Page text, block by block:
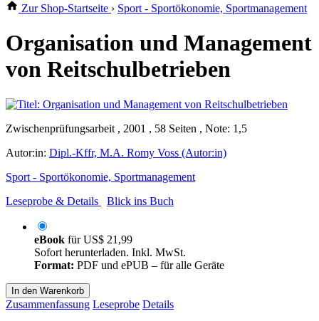
Zur Shop-Startseite › Sport - Sportökonomie, Sportmanagement
Organisation und Management
von Reitschulbetrieben
Zwischenprüfungsarbeit , 2001 , 58 Seiten , Note: 1,5
Autor:in: Dipl.-Kffr, M.A. Romy Voss (Autor:in)
Sport - Sportökonomie, Sportmanagement
Leseprobe & Details
Blick ins Buch
eBook fürUS$ 21,99
Sofort herunterladen. Inkl. MwSt.
Format: PDF und ePUB – für alle Geräte
In den Warenkorb
Zusammenfassung Leseprobe Details